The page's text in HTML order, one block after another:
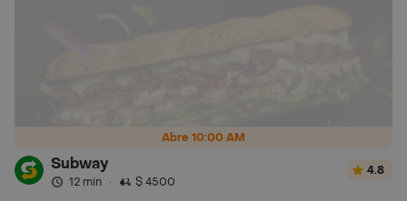
Abre 10:00 AM
Subway
12 min · $ 4500
4.8